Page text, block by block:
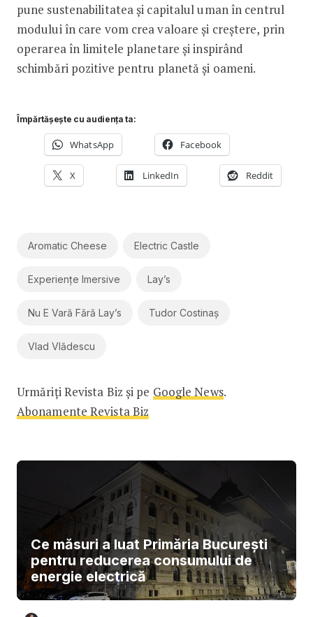
pune sustenabilitatea și capitalul uman în centrul
modului în care vom crea valoare și creștere, prin
operarea în limitele planetare și inspirând
schimbări pozitive pentru planetă și oameni.
Împărtășește cu audiența ta:
WhatsApp Facebook
X LinkedIn Reddit
Aromatic Cheese Electric Castle
Experiențe Imersive Lay’s
Nu E Vară Fără Lay’s Tudor Costinaș
Vlad Vlădescu
Urmăriți Revista Biz și pe Google News.
Abonamente Revista Biz
Ce măsuri a luat Primăria București
pentru reducerea consumului de
energie electrică